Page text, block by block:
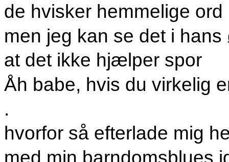
de hvisker hemmelige ord
men jeg kan se det i hans
at det ikke hjælper spor
Åh babe, hvis du virkelig
.
hvorfor så efterlade mig
med min barndomsblues